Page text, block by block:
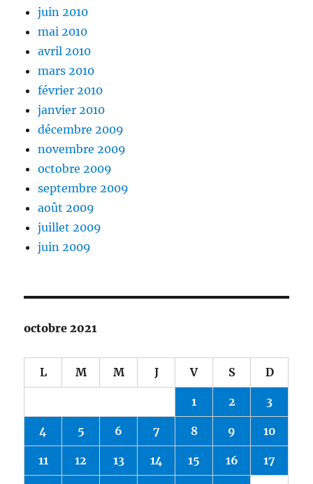
juin 2010
mai 2010
avril 2010
mars 2010
février 2010
janvier 2010
décembre 2009
novembre 2009
octobre 2009
septembre 2009
août 2009
juillet 2009
juin 2009
octobre 2021
L M M J V S D
1 2 3
4 5 6 7 8 9 10
11 12 13 14 15 16 17